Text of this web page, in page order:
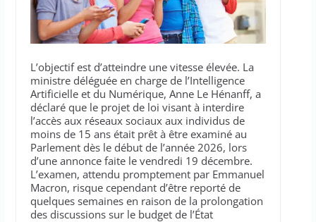
L’objectif est d’atteindre une vitesse élevée. La
ministre déléguée en charge de l’Intelligence
Artificielle et du Numérique, Anne Le Hénanff, a
déclaré que le projet de loi visant à interdire
l’accès aux réseaux sociaux aux individus de
moins de 15 ans était prêt à être examiné au
Parlement dès le début de l’année 2026, lors
d’une annonce faite le vendredi 19 décembre.
L’examen, attendu promptement par Emmanuel
Macron, risque cependant d’être reporté de
quelques semaines en raison de la prolongation
des discussions sur le budget de l’État